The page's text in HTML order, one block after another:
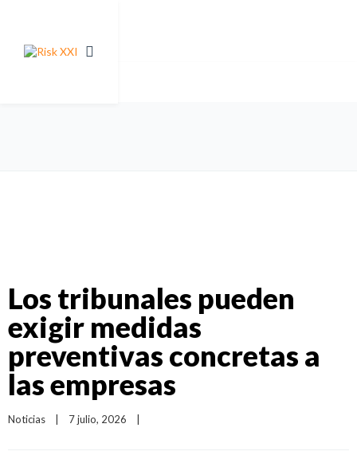
Los tribunales pueden
exigir medidas
preventivas concretas a
las empresas
Noticias 7 julio, 2026